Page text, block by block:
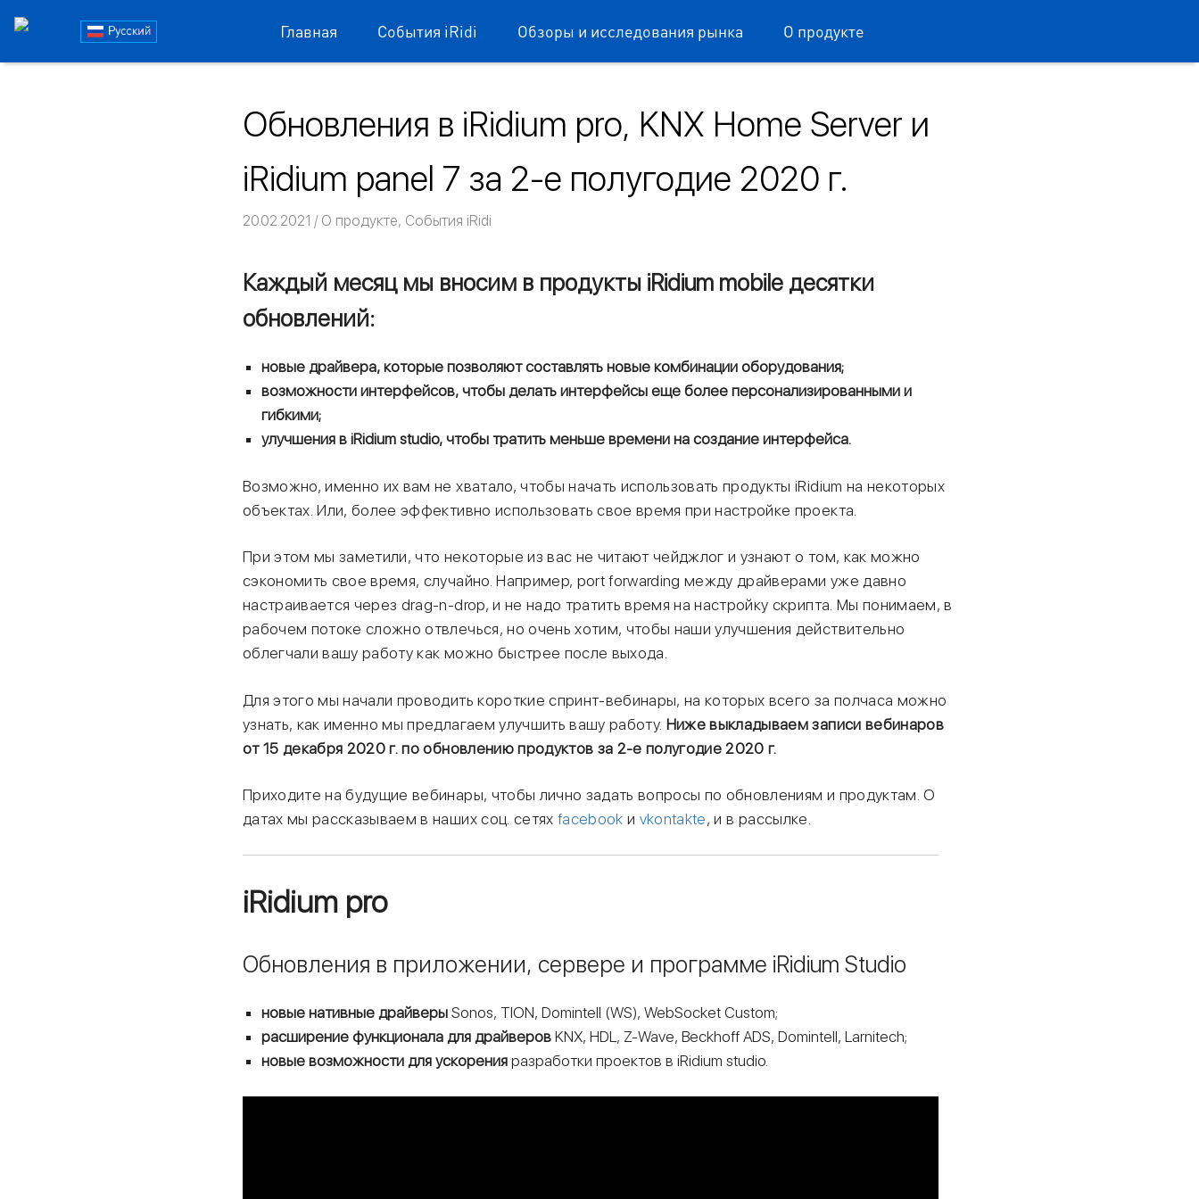
Блог
iRidi
Главная События iRidi Обзоры и исследования рынка О продукте
Обновления в iRidium pro, KNX Home Server и
iRidium panel 7 за 2-е полугодие 2020 г.
20.02.2021 Команда iRidium mobile
О продукте, События iRidi
Каждый месяц мы вносим в продукты iRidium mobile десятки
обновлений:
новые драйвера, которые позволяют составлять новые комбинации оборудования;
возможности интерфейсов, чтобы делать интерфейсы еще более персонализированными и
гибкими;
улучшения в iRidium studio, чтобы тратить меньше времени на создание интерфейса.
Возможно, именно их вам не хватало, чтобы начать использовать продукты iRidium на некоторых
объектах. Или, более эффективно использовать свое время при настройке проекта.
При этом мы заметили, что некоторые из вас не читают чейджлог и узнают о том, как можно
сэкономить свое время, случайно. Например, port forwarding между драйверами уже давно
настраивается через drag-n-drop, и не надо тратить время на настройку скрипта. Мы понимаем, в
рабочем потоке сложно отвлечься, но очень хотим, чтобы наши улучшения действительно
облегчали вашу работу как можно быстрее после выхода.
Для этого мы начали проводить короткие спринт-вебинары, на которых всего за полчаса можно
узнать, как именно мы предлагаем улучшить вашу работу. Ниже выкладываем записи вебинаров
от 15 декабря 2020 г. по обновлению продуктов за 2-е полугодие 2020 г.
Приходите на будущие вебинары, чтобы лично задать вопросы по обновлениям и продуктам. О
датах мы рассказываем в наших соц. сетях facebook и vkontakte, и в рассылке.
iRidium pro
Обновления в приложении, сервере и программе iRidium Studio
новые нативные драйверы Sonos, TION, Domintell (WS), WebSocket Custom;
расширение функционала для драйверов KNX, HDL, Z-Wave, Beckhoff ADS, Domintell, Larnitech;
новые возможности для ускорения разработки проектов в iRidium studio.